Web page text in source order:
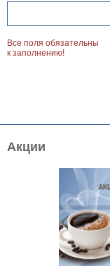
Акции
Все поля обязательны
к заполнению!